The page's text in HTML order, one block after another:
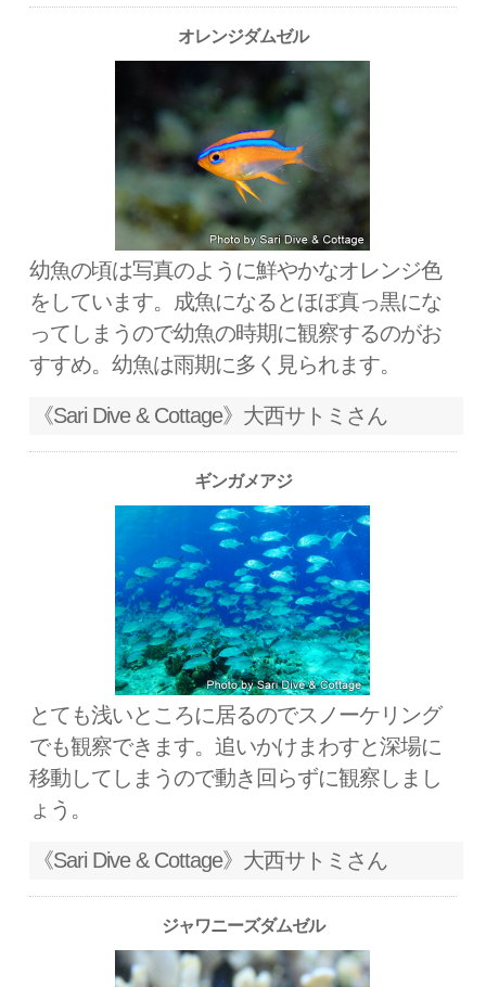
オレンジダムゼル
幼魚の頃は写真のように鮮やかなオレンジ色
をしています。成魚になるとほぼ真っ黒にな
ってしまうので幼魚の時期に観察するのがお
すすめ。幼魚は雨期に多く見られます。
《Sari Dive & Cottage》大西サトミさん
ギンガメアジ
とても浅いところに居るのでスノーケリング
でも観察できます。追いかけまわすと深場に
移動してしまうので動き回らずに観察しまし
ょう。
《Sari Dive & Cottage》大西サトミさん
ジャワニーズダムゼル